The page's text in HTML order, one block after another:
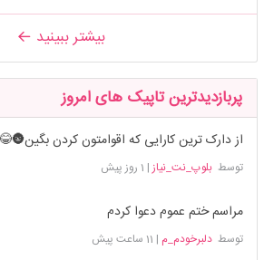
بیشتر ببینید
پربازدیدترین تاپیک های امروز
از دارک ترین کارایی که اقوامتون کردن بگین🌚😂
توسطبلوپ_نت_نیاز | 1 روز پیش
مراسم ختم عموم دعوا کردم
توسطدلبرخودم_م | 11 ساعت پیش